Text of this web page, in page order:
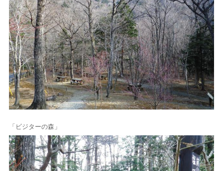
「ビジターの森」